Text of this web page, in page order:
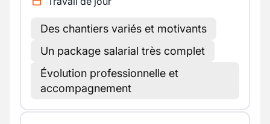
Des chantiers variés et motivants
Un package salarial très complet
Évolution professionnelle et
accompagnement